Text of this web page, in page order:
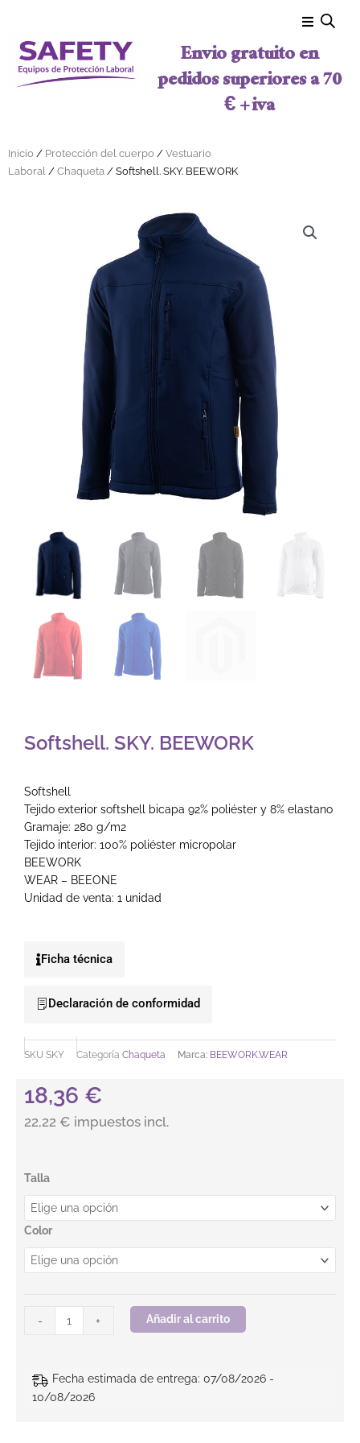
Envio gratuito en
pedidos superiores a 70
€ + iva
Inicio / Protección del cuerpo / Vestuario
Laboral / Chaqueta / Softshell. SKY. BEEWORK
Softshell. SKY. BEEWORK
Softshell
Tejido exterior softshell bicapa 92% poliéster y 8% elastano
Gramaje: 280 g/m2
Tejido interior: 100% poliéster micropolar
BEEWORK
WEAR – BEEONE
Unidad de venta: 1 unidad
Ficha técnica
Declaración de conformidad
SKU SKY Categoría Chaqueta Marca: BEEWORK.WEAR
18,36 €
22,22 € impuestos incl.
Talla
Color
-
Softshell. SKY. BEEWORK cantidad
+ Añadir al carrito
Fecha estimada de entrega: 07/08/2026 -
10/08/2026